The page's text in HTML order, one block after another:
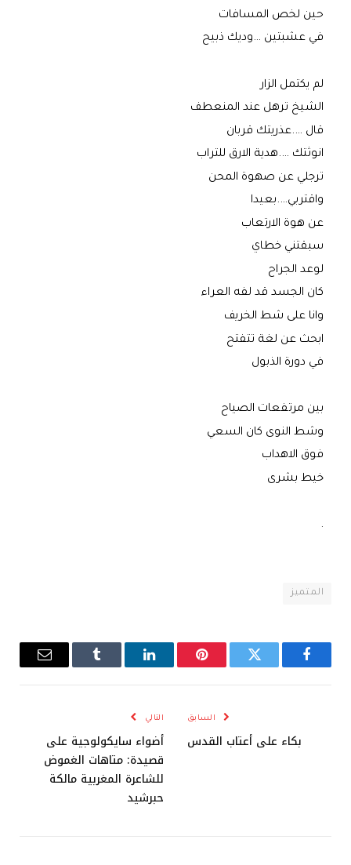
حين لخص المسافات
في عشبتين …وديك ذبيح
لم يكتمل الزار
الشيخ ترهل عند المنعطف
قال ….عذريتك قربان
انوثتك ….هدية الارق للتراب
ترجلي عن صهوة المحن
واقتربي….بعيدا
عن هوة الارتعاب
سبقتني خطاي
لوعد الجراح
كان الجسد قد لفه العراء
وانا على شط الخريف
ابحث عن لغة تتفتح
في دورة الذبول
بين مرتفعات الصياح
وشط النوى كان السعي
فوق الاهداب
خيط بشرى
.
المتميز
فيسبوك تويتر بينتيريستلينكدإن Tumblr
البريد
السابق
بكاء على أعتاب القدس
التالي
أضواء سايكولوجية على
قصيدة: متاهات الغموض
للشاعرة المغربية مالكة
حبرشيد